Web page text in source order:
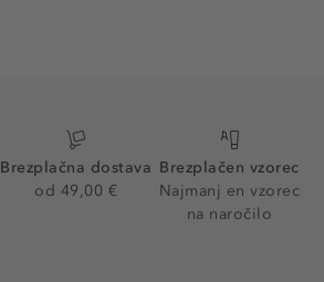
Brezplačna dostava
od 49,00 €
Brezplačen vzorec
Najmanj en vzorec
na naročilo